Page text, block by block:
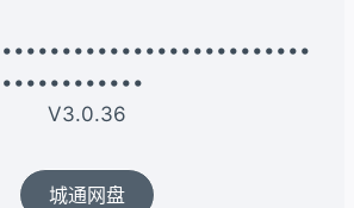
V3.0.36
城通网盘